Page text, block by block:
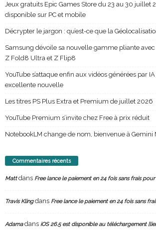
Jeux gratuits Epic Games Store du 23 au 30 juillet
disponible sur PC et mobile
Décrypter le jargon : qu’est-ce que la
Samsung dévoile sa nouvelle gamme pliante
Z Fold8 Ultra et Z Flip8
YouTube s’attaque enfin aux vidéos générées par IA
excellente nouvelle
Les titres PS Plus Extra et Premium de juillet 2026
YouTube Premium s’invite chez Free à prix réduit
NotebookLM change de nom, bienvenue à Gemini
Commentaires récents
Mattdans Free lance le paiement en 24 fois sans frais pour
Travis Klingdans Free lance le paiement en 24 fois sans
Adamadans iOS 26.5 est disponible au téléchargement